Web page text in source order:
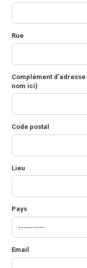
Rue
Complément d’adresse
nom ici)
Code postal
Lieu
Pays
Email